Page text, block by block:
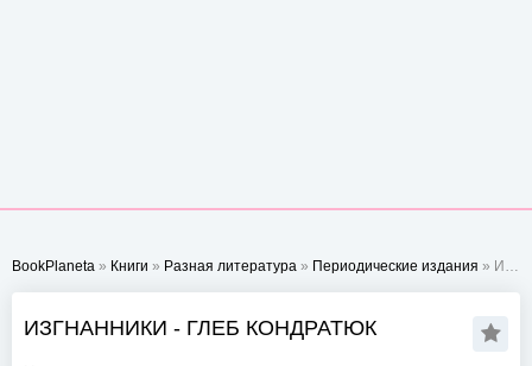
BookPlaneta » Книги » Разная литература » Периодические издания » Изгнанники - Глеб Кондратюк
ИЗГНАННИКИ - ГЛЕБ КОНДРАТЮК